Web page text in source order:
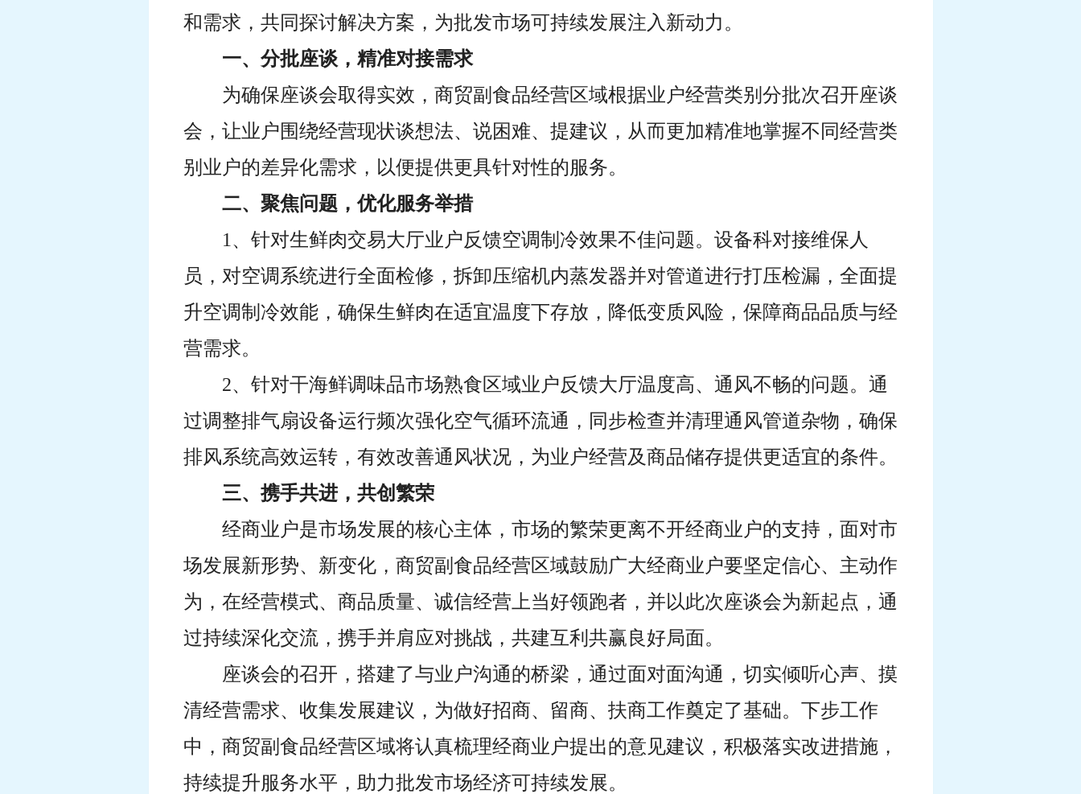
和需求，共同探讨解决方案，为批发市场可持续发展注入新动力。
一、分批座谈，精准对接需求
为确保座谈会取得实效，商贸副食品经营区域根据业户经营类别分批次召开座谈
会，让业户围绕经营现状谈想法、说困难、提建议，从而更加精准地掌握不同经营类
别业户的差异化需求，以便提供更具针对性的服务。
二、聚焦问题，优化服务举措
1、针对生鲜肉交易大厅业户反馈空调制冷效果不佳问题。设备科对接维保人
员，对空调系统进行全面检修，拆卸压缩机内蒸发器并对管道进行打压检漏，全面提
升空调制冷效能，确保生鲜肉在适宜温度下存放，降低变质风险，保障商品品质与经
营需求。
2、针对干海鲜调味品市场熟食区域业户反馈大厅温度高、通风不畅的问题。通
过调整排气扇设备运行频次强化空气循环流通，同步检查并清理通风管道杂物，确保
排风系统高效运转，有效改善通风状况，为业户经营及商品储存提供更适宜的条件。
三、携手共进，共创繁荣
经商业户是市场发展的核心主体，市场的繁荣更离不开经商业户的支持，面对市
场发展新形势、新变化，商贸副食品经营区域鼓励广大经商业户要坚定信心、主动作
为，在经营模式、商品质量、诚信经营上当好领跑者，并以此次座谈会为新起点，通
过持续深化交流，携手并肩应对挑战，共建互利共赢良好局面。
座谈会的召开，搭建了与业户沟通的桥梁，通过面对面沟通，切实倾听心声、摸
清经营需求、收集发展建议，为做好招商、留商、扶商工作奠定了基础。下步工作
中，商贸副食品经营区域将认真梳理经商业户提出的意见建议，积极落实改进措施，
持续提升服务水平，助力批发市场经济可持续发展。